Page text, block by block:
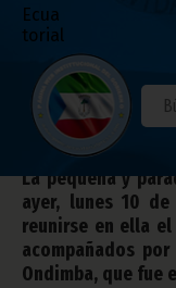
octubre 11, 2011
Noticias Presidencia
La pequeña y
ayer, lunes 10
reunirse en ella
acompañados
Ondimba, que fue